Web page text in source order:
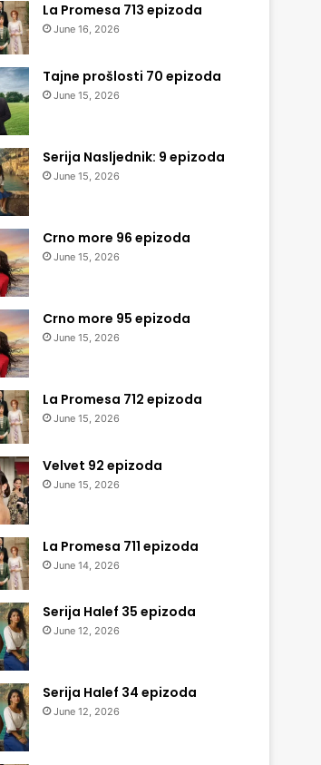
La Promesa 713 epizoda
June 16, 2026
Tajne prošlosti 70 epizoda
June 15, 2026
Serija Nasljednik: 9 epizoda
June 15, 2026
Crno more 96 epizoda
June 15, 2026
Crno more 95 epizoda
June 15, 2026
La Promesa 712 epizoda
June 15, 2026
Velvet 92 epizoda
June 15, 2026
La Promesa 711 epizoda
June 14, 2026
Serija Halef 35 epizoda
June 12, 2026
Serija Halef 34 epizoda
June 12, 2026